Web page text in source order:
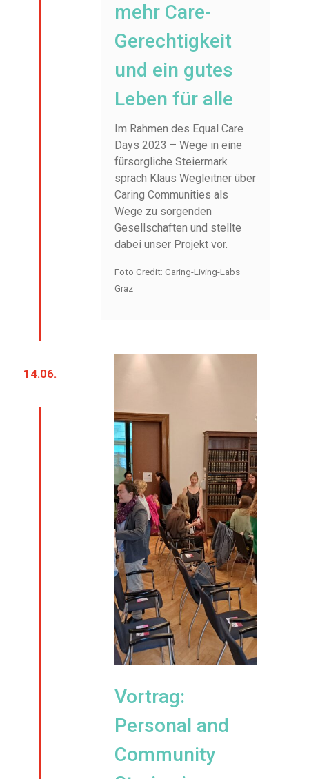
mehr Care-
Gerechtigkeit
und ein gutes
Leben für alle
Im Rahmen des Equal Care
Days 2023 – Wege in eine
fürsorgliche Steiermark
sprach Klaus Wegleitner über
Caring Communities als
Wege zu sorgenden
Gesellschaften und stellte
dabei unser Projekt vor.
Foto Credit: Caring-Living-Labs
Graz
Vortrag:
Personal and
Community
14.06.